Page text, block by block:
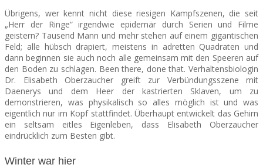
Übrigens, wer kennt nicht diese riesigen Kampfszenen, die seit
„Herr der Ringe“ irgendwie epidemär durch Serien und Filme
geistern? Tausend Mann und mehr stehen auf einem gigantischen
Feld; alle hübsch drapiert, meistens in adretten Quadraten und
dann beginnen sie auch noch alle gemeinsam mit den Speeren auf
den Boden zu schlagen. Been there, done that. Verhaltensbiologin
Dr. Elisabeth Oberzaucher greift zur Verbündungsszene mit
Daenerysund dem Heer der kastrierten Sklaven, um zu
demonstrieren, was physikalisch so alles möglich ist und was
eigentlich nur im Kopf stattfindet. Überhaupt entwickelt das Gehirn
ein seltsam eitles Eigenleben, dass Elisabeth Oberzaucher
eindrücklich zum Besten gibt.
Winter war hier